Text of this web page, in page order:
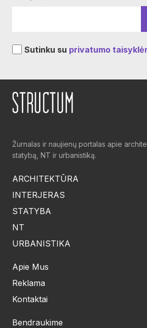
Sutinku su privatumo
Žurnalas ir naujienų portalas apie
statybą, NT ir urbanistiką.
ARCHITEKTŪRA
INTERJERAS
STATYBA
NT
URBANISTIKA
Apie Mus
Reklama
Kontaktai
Bendraukime